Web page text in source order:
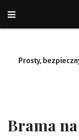
Prosty,
Brama